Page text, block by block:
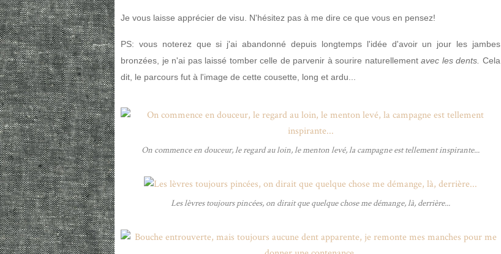
Je vous laisse apprécier de visu. N'hésitez pas à me dire ce que vous en pensez!
PS: vous noterez que si j'ai abandonné depuis longtemps l'idée d'avoir un jour les jambes
bronzées, je n'ai pas laissé tomber celle de parvenir à sourire naturellementavec les dents. Cela
dit, le parcours fut à l'image de cette cousette, long et ardu...
On commence en douceur, le regard au loin, le menton levé, la campagne est tellement inspirante...
Les lèvres toujours pincées, on dirait que quelque chose me démange, là, derrière...